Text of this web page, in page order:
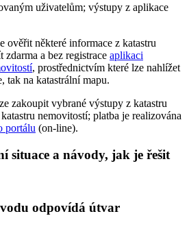
uživatelům; výstupy z aplikace
ověřit některé informace z katastru
a bez registrace aplikaci
, prostřednictvím které lze nahlížet
tak na katastrální mapu.
zakoupit vybrané výstupy z katastru
nemovitostí; platba je realizována
portálu (on-line).
situace a návody, jak je řešit
odpovídá útvar